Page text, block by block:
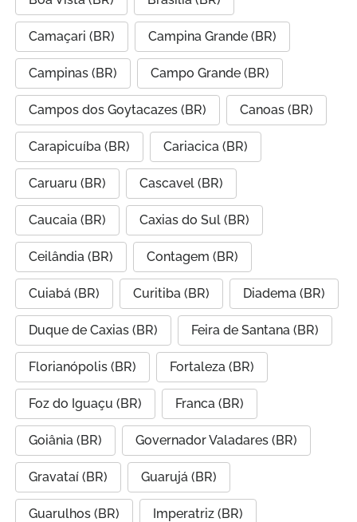
Camaçari (BR) Campina Grande (BR)
Campinas (BR) Campo Grande (BR)
Campos dos Goytacazes (BR) Canoas (BR)
Carapicuíba (BR) Cariacica (BR)
Caruaru (BR) Cascavel (BR)
Caucaia (BR) Caxias do Sul (BR)
Ceilândia (BR) Contagem (BR)
Cuiabá (BR) Curitiba (BR) Diadema (BR)
Duque de Caxias (BR) Feira de Santana (BR)
Florianópolis (BR) Fortaleza (BR)
Foz do Iguaçu (BR) Franca (BR)
Goiânia (BR) Governador Valadares (BR)
Gravataí (BR) Guarujá (BR)
Guarulhos (BR) Imperatriz (BR)